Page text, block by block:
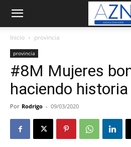
Inicio provincia
provincia
#8M Mujeres
haciendo historia
Por Rodrigo - 09/03/2020